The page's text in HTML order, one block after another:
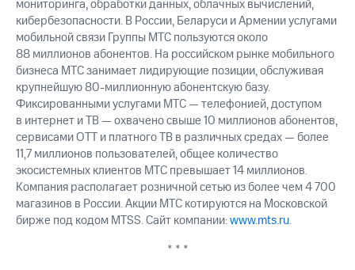
мониторинга, обработки данных, облачных вычислений,
кибербезопасности. В России, Беларуси и Армении услугами
мобильной связи Группы МТС пользуются около
88 миллионов абонентов. На российском рынке мобильного
бизнеса МТС занимает лидирующие позиции, обслуживая
крупнейшую 80-миллионную абонентскую базу.
Фиксированными услугами МТС — телефонией, доступом
в интернет и ТВ — охвачено свыше 10 миллионов абонентов,
сервисами OTT и платного ТВ в различных средах — более
11,7 миллионов пользователей, общее количество
экосистемных клиентов МТС превышает 14 миллионов.
Компания располагает розничной сетью из более чем 4 700
магазинов в России. Акции МТС котируются на Московской
бирже под кодом MTSS. Сайт компании:www.mts.ru.
* * *